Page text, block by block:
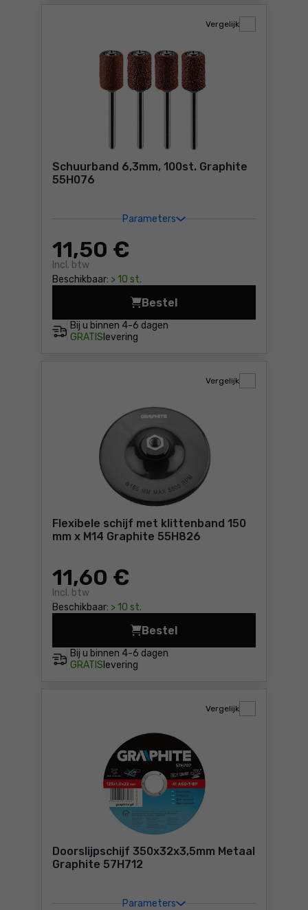
Schuurband 6,3mm, 100st. Graphite
55H076
Parameters
11,50 €
Incl. btw
Beschikbaar: > 10 st.
Vergelijk
Bij u binnen 4-6 dagen
GRATIS levering
Bestel
Schuurband 6,3mm, 100st.
Flexibele schijf met klittenband 150
mm x M14 Graphite 55H826
11,60 €
Incl. btw
Beschikbaar: > 10 st.
Vergelijk
Bij u binnen 4-6 dagen
GRATIS levering
Bestel
Flexibele schijf met
Doorslijpschijf 350x32x3,5mm Metaal
Graphite 57H712
Parameters
Vergelijk